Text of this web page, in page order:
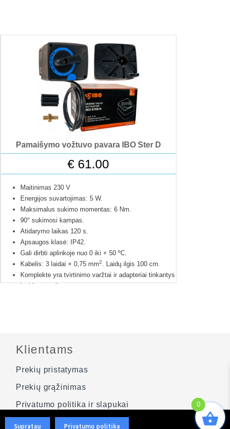
Pamaišymo vožtuvo pavara IBO Ster D
€ 61.00
Maitinimas 230 V
Energijos suvartojimas: 5 W.
Maksimalus sukimo momentas: 6 Nm.
90° sukimosi kampas.
Atidarymo laikas 120 s.
Apsaugos klasė: IP42.
Gali dirbti aplinkoje nuo 0 iki + 50 ºC.
Kabelis: 3 laidai × 0,75 mm2. Laidų ilgis 100 cm.
Komplekte yra tvirtinimo varžtai ir adapteriai tinkantys
įvairiems vožtuvams.
0
Klientams
Prekių pristatymas
Prekių grąžinimas
Privatumo politika ir slapukai
Svetainės schema
Supratau Privatumo politika